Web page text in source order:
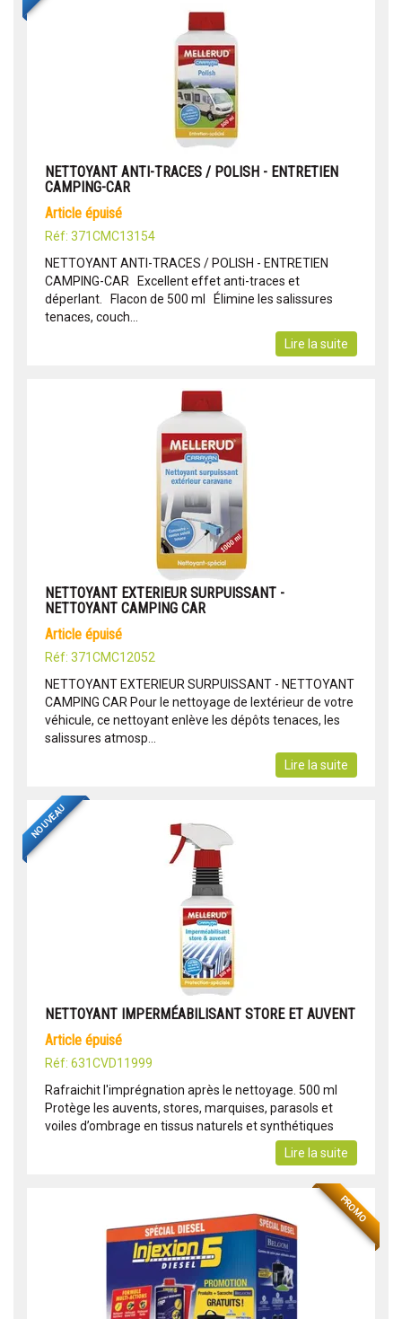
NETTOYANT ANTI-TRACES / POLISH - ENTRETIEN
CAMPING-CAR
article épuisé
Réf: 371CMC13154
NETTOYANT ANTI-TRACES / POLISH - ENTRETIEN
CAMPING-CAR Excellent effet anti-traces et
déperlant. Flacon de 500 ml Élimine les salissures
tenaces, couch...
Lire la suite
NETTOYANT EXTERIEUR SURPUISSANT -
NETTOYANT CAMPING CAR
article épuisé
Réf: 371CMC12052
NETTOYANT EXTERIEUR SURPUISSANT - NETTOYANT
CAMPING CAR Pour le nettoyage de lextérieur de votre
véhicule, ce nettoyant enlève les dépôts tenaces, les
salissures atmosp...
Lire la suite
NOUVEAU
NETTOYANT IMPERMÉABILISANT STORE ET AUVENT
article épuisé
Réf: 631CVD11999
Rafraichit l'imprégnation après le nettoyage. 500 ml
Protège les auvents, stores, marquises, parasols et
voiles d’ombrage en tissus naturels et synthétiques
Lire la suite
PROMO